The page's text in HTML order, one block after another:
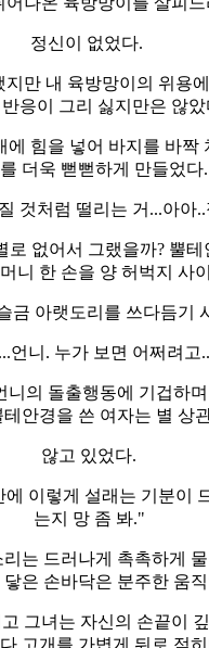
정신이 없었다.
지만 내 육방망이의 위용
응이 그리 싫지만은 않았
에 힘을 넣어 바지를 바짝
더욱 뻗뻗하게 만들었다.
것처럼 떨리는 거...아아
로 없어서 그랬을까? 뿔
니 한 손을 양 허벅지 사
금 아랫도리를 쓰다듬기
언니. 누가 보면 어쩌려고
니의 돌출행동에 기겁하
안경을 쓴 여자는 별 상
않고 있었다.
이렇게 설래는 기분이
는지 망 좀 봐."
는 드러나게 촉촉하게
닿은 손바닥은 분주한 움
그녀는 자신의 손끝이
고개를 가볍게 뒤로 젖히